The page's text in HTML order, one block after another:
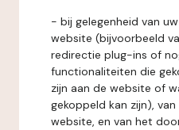
- bij gelegenheid van
website (bijvoorbeeld
redirectie plug-ins of
functionaliteiten die
zijn aan de website of
gekoppeld kan zijn),
website, en van het